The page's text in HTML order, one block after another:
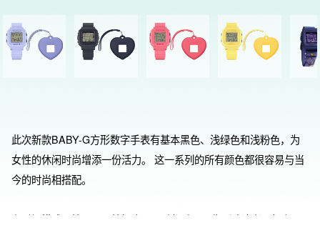
此次新款BABY-G方形数字手表有基本黑色、浅绿色和浅粉色，为
女性的休闲时尚增添一份活力。 这一系列的所有颜色都很容易与当
今的时尚相搭配。
在时间模式下按下照明按钮会显示随机动画图像（冲浪者、舞者、